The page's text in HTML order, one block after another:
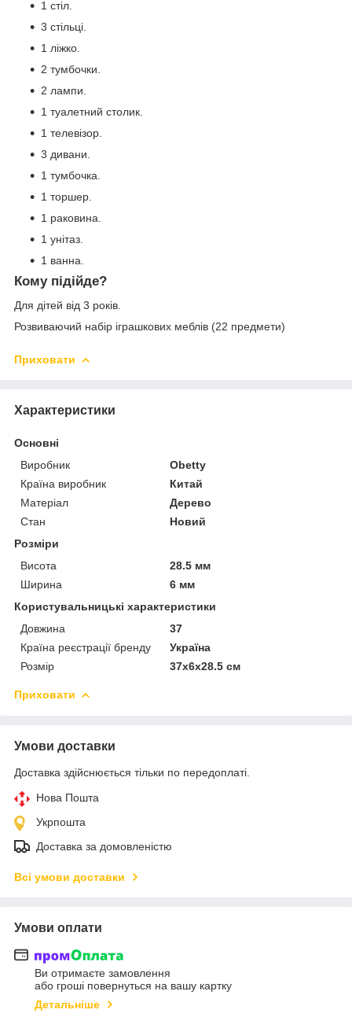
1 стіл.
3 стільці.
1 ліжко.
2 тумбочки.
2 лампи.
1 туалетний столик.
1 телевізор.
3 дивани.
1 тумбочка.
1 торшер.
1 раковина.
1 унітаз.
1 ванна.
Кому підійде?
Для дітей від 3 років.
Розвиваючий набір іграшкових меблів (22 предмети)
Приховати
Характеристики
Основні
Виробник
Obetty
Країна виробник
Китай
Матеріал
Дерево
Стан
Новий
Розміри
Висота
28.5 мм
Ширина
6 мм
Користувальницькі характеристики
Довжина
37
Країна реєстрації бренду
Україна
Розмір
37x6x28.5 см
Приховати
Умови доставки
Доставка здійснюється тільки по передоплаті.
Нова Пошта
Укрпошта
Доставка за домовленістю
Всі умови доставки
Умови оплати
Ви отримаєте замовлення
або гроші повернуться на вашу картку
Детальніше